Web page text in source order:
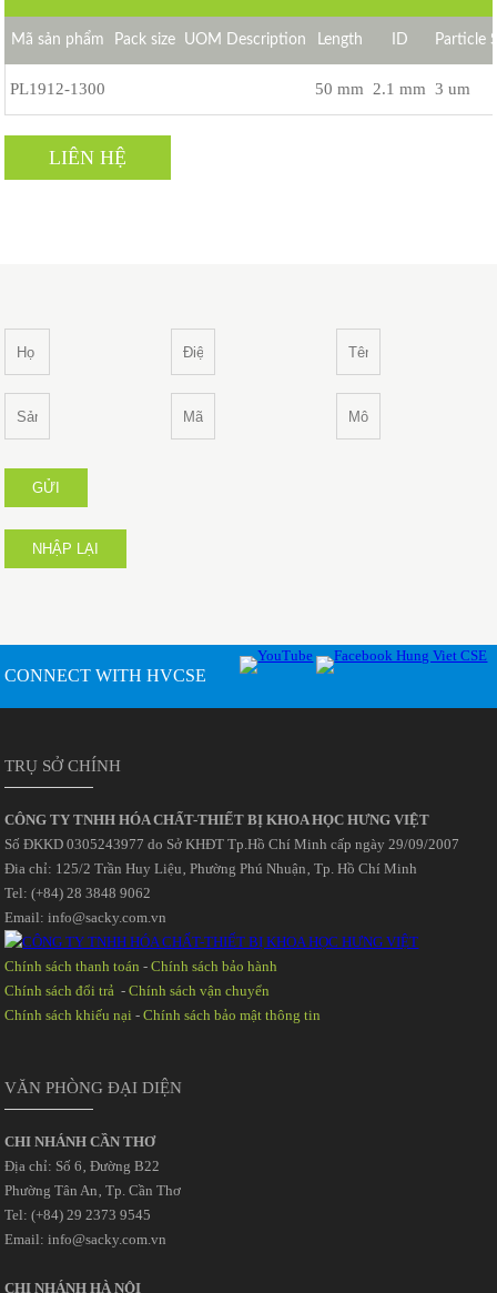
Mã sản phẩm Pack size UOM Description Length ID Particle
PL1912-1300 50 mm 2.1 mm 3 um
LIÊN HỆ
GỬI
NHẬP LẠI
CONNECT WITH HVCSE
TRỤ SỞ CHÍNH
CÔNG TY TNHH HÓA CHẤT-THIẾT BỊ KHOA HỌC HƯNG VIỆT
Số ĐKKD 0305243977 do Sở KHĐT Tp.Hồ Chí Minh cấp ngày 29/09/2007
Đia chỉ: 125/2 Trần Huy Liệu‚ Phường Phú Nhuận‚ Tp. Hồ Chí Minh
Tel: (+84) 28 3848 9062
Email: info@sacky.com.vn
Chính sách thanh toán -Chính sách bảo hành
Chính sách đổi trả -Chính sách vận chuyển
Chính sách khiếu nại -Chính sách bảo mật thông tin
VĂN PHÒNG ĐẠI DIỆN
CHI NHÁNH CẦN THƠ
Địa chỉ: Số 6‚ Đường B22
Phường Tân An‚ Tp. Cần Thơ
Tel: (+84) 29 2373 9545
Email: info@sacky.com.vn
CHI NHÁNH HÀ NỘI